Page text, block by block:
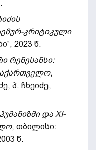
კრიტიკული
2023 წ.
რენესანსი:
,
პ. ჩხეიძე,
და XI-
, თბილისი:
წ.